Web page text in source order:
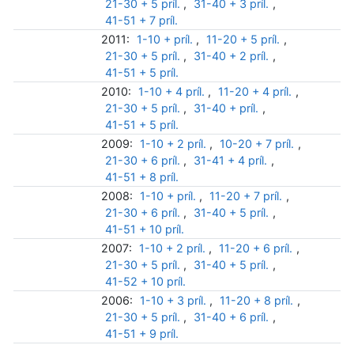
21-30 + 5 príl. , 31-40 + 3 príl. ,
41-51 + 7 príl.
2011:
1-10 + príl. , 11-20 + 5 príl. ,
21-30 + 5 príl. , 31-40 + 2 príl. ,
41-51 + 5 príl.
2010:
1-10 + 4 príl. , 11-20 + 4 príl. ,
21-30 + 5 príl. , 31-40 + príl. ,
41-51 + 5 príl.
2009:
1-10 + 2 príl. , 10-20 + 7 príl. ,
21-30 + 6 príl. , 31-41 + 4 príl. ,
41-51 + 8 príl.
2008:
1-10 + príl. , 11-20 + 7 príl. ,
21-30 + 6 príl. , 31-40 + 5 príl. ,
41-51 + 10 príl.
2007:
1-10 + 2 príl. , 11-20 + 6 príl. ,
21-30 + 5 príl. , 31-40 + 5 príl. ,
41-52 + 10 príl.
2006:
1-10 + 3 príl. , 11-20 + 8 príl. ,
21-30 + 5 príl. , 31-40 + 6 príl. ,
41-51 + 9 príl.